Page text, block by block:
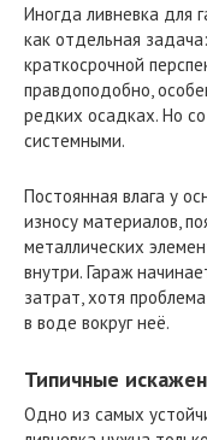
Иногда ливневка для
как отдельная
краткосрочной
правдоподобно,
редких осадках. Но
системными.
Постоянная влага у
износу материалов,
металлических
внутри. Гараж
затрат, хотя
в воде вокруг неё.
Типичные
Одно из самых